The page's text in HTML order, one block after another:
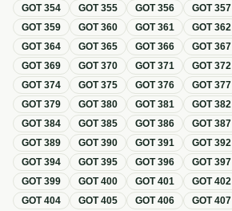
GOT354 GOT355 GOT356 GOT357
GOT359 GOT360 GOT361 GOT362
GOT364 GOT365 GOT366 GOT367
GOT369 GOT370 GOT371 GOT372
GOT374 GOT375 GOT376 GOT377
GOT379 GOT380 GOT381 GOT382
GOT384 GOT385 GOT386 GOT387
GOT389 GOT390 GOT391 GOT392
GOT394 GOT395 GOT396 GOT397
GOT399 GOT400 GOT401 GOT402
GOT404 GOT405 GOT406 GOT407